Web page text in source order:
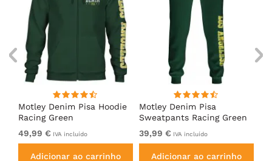
Motley Denim Pisa Hoodie
Racing Green
49,99 € IVA incluído
Adicionar ao carrinho
Motley Denim Pisa
Sweatpants Racing Green
39,99 € IVA incluído
Adicionar ao carrinho